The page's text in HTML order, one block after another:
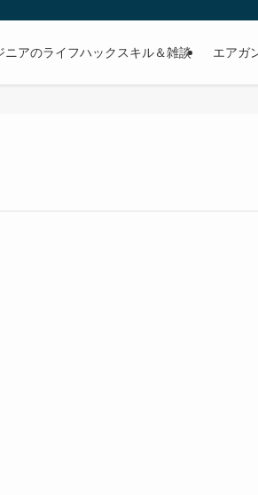
ニアのライフハックスキル＆雑談 エアガ